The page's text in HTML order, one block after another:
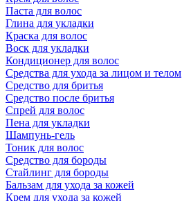
Паста для волос
Глина для укладки
Краска для волос
Воск для укладки
Кондиционер для волос
Средства для ухода за лицом и телом
Средство для бритья
Средство после бритья
Спрей для волос
Пена для укладки
Шампунь-гель
Тоник для волос
Средство для бороды
Стайлинг для бороды
Бальзам для ухода за кожей
Крем для ухода за кожей